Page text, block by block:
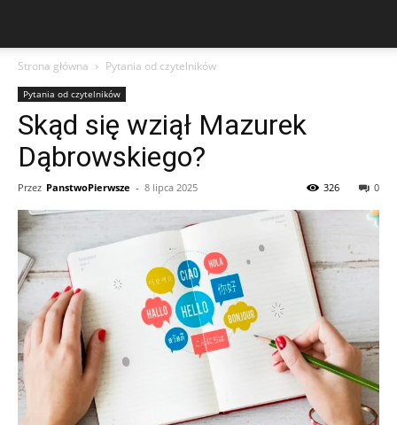
Strona główna Pytania od czytelników
Pytania od czytelników
Skąd się wziął Mazurek
Dąbrowskiego?
Przez PanstwoPierwsze - 8 lipca 2025 0
326